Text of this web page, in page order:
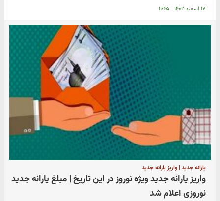
۱۷ اسفند ۱۴۰۲ | ۱۱:۴۵
یارانه جدید | واریز یارانه جدید
واریز یارانه جدید ویژه نوروز در این تاریخ | مبلغ یارانه جدید
نوروزی اعلام شد